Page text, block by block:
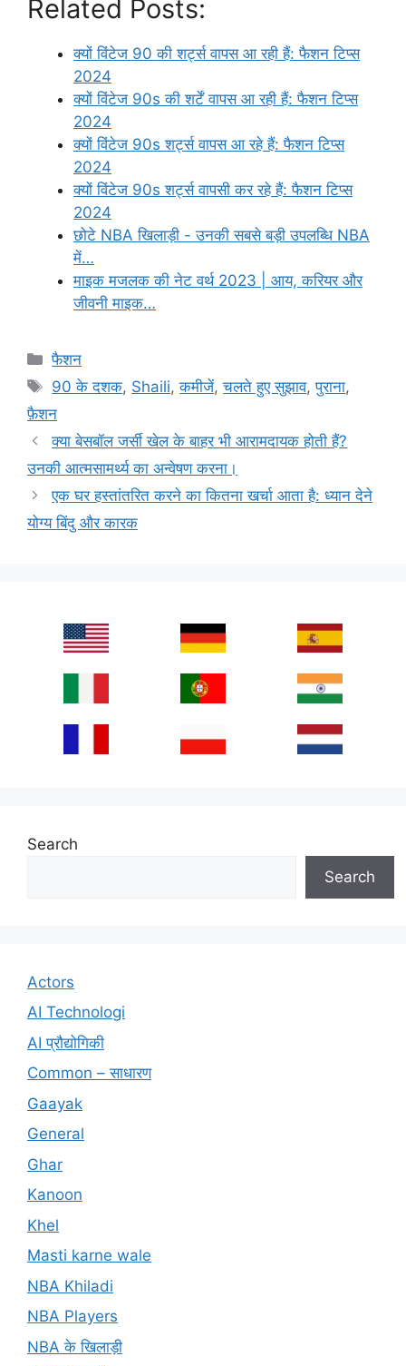
Related Posts:
क्यों विंटेज 90 की शर्ट्स वापस आ रही हैं: फैशन टिप्स
2024
क्यों विंटेज 90s की शर्टें वापस आ रही हैं: फैशन टिप्स
2024
क्यों विंटेज 90s शर्ट्स वापस आ रहे हैं: फैशन टिप्स
2024
क्यों विंटेज 90s शर्ट्स वापसी कर रहे हैं: फैशन टिप्स
2024
छोटे NBA खिलाड़ी - उनकी सबसे बड़ी उपलब्धि NBA
में…
माइक मजलक की नेट वर्थ 2023 | आय, करियर और
जीवनी माइक…
Categories
फैशन
Tags
90 के दशक, Shaili,कमीजें,चलते हुए सुझाव,पुराना,
फ़ैशन
क्या बेसबॉल जर्सी खेल के बाहर भी आरामदायक होती हैं?
उनकी आत्मसामर्थ्य का अन्वेषण करना।
एक घर हस्तांतरित करने का कितना खर्चा आता है: ध्यान देने
योग्य बिंदु और कारक
Search
Search
Actors
AI Technologi
AI प्रौद्योगिकी
Common – साधारण
Gaayak
General
Ghar
Kanoon
Khel
Masti karne wale
NBA Khiladi
NBA Players
NBA के खिलाड़ी